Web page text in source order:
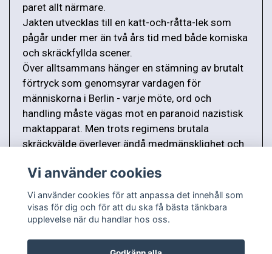
paret allt närmare.
Jakten utvecklas till en katt-och-råtta-lek som
pågår under mer än två års tid med både komiska
och skräckfyllda scener.
Över alltsammans hänger en stämning av brutalt
förtryck som genomsyrar vardagen för
människorna i Berlin - varje möte, ord och
handling måste vägas mot en paranoid nazistisk
maktapparat. Men trots regimens brutala
skräckvälde överlever ändå medmänsklighet och
Vi använder cookies
Vi använder cookies för att anpassa det innehåll som
visas för dig och för att du ska få bästa tänkbara
upplevelse när du handlar hos oss.